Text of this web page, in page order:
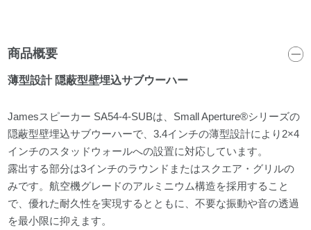
商品概要
薄型設計 隠蔽型壁埋込サブウーハー
Jamesスピーカー SA54-4-SUBは、Small Aperture®シリーズの
隠蔽型壁埋込サブウーハーで、3.4インチの薄型設計により2×4
インチのスタッドウォールへの設置に対応しています。
露出する部分は3インチのラウンドまたはスクエア・グリルの
みです。航空機グレードのアルミニウム構造を採用すること
で、優れた耐久性を実現するとともに、不要な振動や音の透過
を最小限に抑えます。